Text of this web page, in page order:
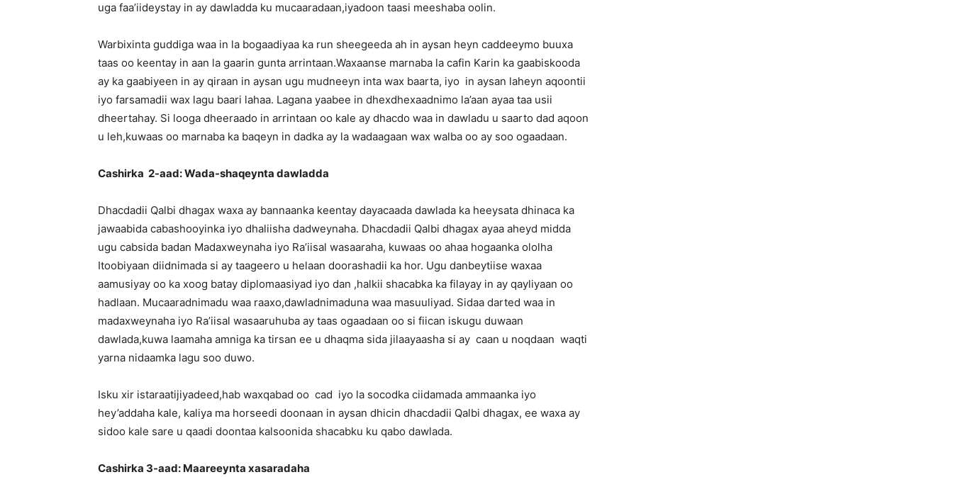
Somalia
News,
Mogadishu
News
uga faa’iideystay in ay dawladda ku mucaaradaan,iyadoon taasi meeshaba oolin.
Warbixinta guddiga waa in la bogaadiyaa ka run sheegeeda ah in aysan heyn caddeeymo buuxa
taas oo keentay in aan la gaarin gunta arrintaan.Waxaanse marnaba la cafin Karin ka gaabiskooda
ay ka gaabiyeen in ay qiraan in aysan ugu mudneeyn inta wax baarta, iyo in aysan laheyn aqoontii
iyo farsamadii wax lagu baari lahaa. Lagana yaabee in dhexdhexaadnimo la’aan ayaa taa usii
dheertahay. Si looga dheeraado in arrintaan oo kale ay dhacdo waa in dawladu u saarto dad aqoon
u leh,kuwaas oo marnaba ka baqeyn in dadka ay la wadaagaan wax walba oo ay soo ogaadaan.
Cashirka 2-aad: Wada-shaqeynta dawladda
Dhacdadii Qalbi dhagax waxa ay bannaanka keentay dayacaada dawlada ka heeysata dhinaca ka
jawaabida cabashooyinka iyo dhaliisha dadweynaha. Dhacdadii Qalbi dhagax ayaa aheyd midda
ugu cabsida badan Madaxweynaha iyo Ra’iisal wasaaraha, kuwaas oo ahaa hogaanka ololha
Itoobiyaan diidnimada si ay taageero u helaan doorashadii ka hor. Ugu danbeytiise waxaa
aamusiyay oo ka xoog batay diplomaasiyad iyo dan ,halkii shacabka ka filayay in ay qayliyaan oo
hadlaan. Mucaaradnimadu waa raaxo,dawladnimaduna waa masuuliyad. Sidaa darted waa in
madaxweynaha iyo Ra’iisal wasaaruhuba ay taas ogaadaan oo si fiican iskugu duwaan
dawlada,kuwa laamaha amniga ka tirsan ee u dhaqma sida jilaayaasha si ay caan u noqdaan waqti
yarna nidaamka lagu soo duwo.
Isku xir istaraatijiyadeed,hab waxqabad oo cad iyo la socodka ciidamada ammaanka iyo
hey’addaha kale, kaliya ma horseedi doonaan in aysan dhicin dhacdadii Qalbi dhagax, ee waxa ay
sidoo kale sare u qaadi doontaa kalsoonida shacabku ku qabo dawlada.
Cashirka 3-aad: Maareeynta xasaradaha